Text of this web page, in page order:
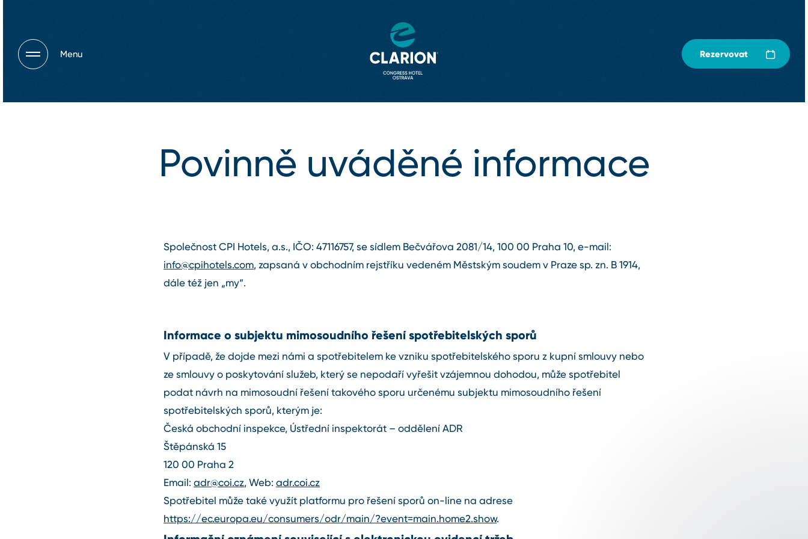
Menu Rezervovat
Povinně uváděné informace
Společnost CPI Hotels, a.s., IČO: 47116757, se sídlem Bečvářova 2081/14, 100 00 Praha 10, e⁠-⁠mail:
info@cpihotels.com, zapsaná v obchodním rejstříku vedeném Městským soudem v Praze sp. zn. B 1914,
dále též jen „my“.
Informace o subjektu mimosoudního řešení spotřebitelských sporů
V případě, že dojde mezi námi a spotřebitelem ke vzniku spotřebitelského sporu z kupní smlouvy nebo
ze smlouvy o poskytování služeb, který se nepodaří vyřešit vzájemnou dohodou, může spotřebitel
podat návrh na mimosoudní řešení takového sporu určenému subjektu mimosoudního řešení
spotřebitelských sporů, kterým je:
Česká obchodní inspekce, Ústřední inspektorát – oddělení ADR
Štěpánská 15
120 00 Praha 2
Email: adr@coi.cz, Web: adr.coi.cz
Spotřebitel může také využít platformu pro řešení sporů on⁠-⁠line na adrese
https://ec.europa.eu/consumers/odr/main/?event=main.home2.show.